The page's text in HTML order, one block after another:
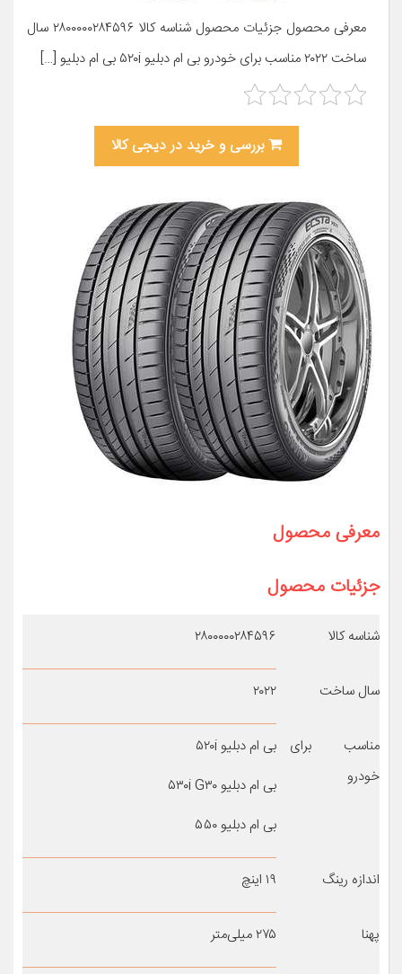
معرفی محصول جزئیات محصول شناسه کالا ۲۸۰۰۰۰۰۲۸۴۵۹۶ سال
ساخت ۲۰۲۲ مناسب برای خودرو بی ام دبلیو ۵۲۰i بی ام دبلیو […]
بررسی و خرید در دیجی کالا
معرفی محصول
جزئیات محصول
شناسه کالا ۲۸۰۰۰۰۰۲۸۴۵۹۶
سال ساخت ۲۰۲۲
مناسب برای
خودرو
بی ام دبلیو ۵۲۰i
بی ام دبلیو ۵۳۰i G۳۰
بی ام دبلیو ۵۵۰
اندازه رینگ ۱۹ اینچ
پهنا ۲۷۵ میلی‌متر